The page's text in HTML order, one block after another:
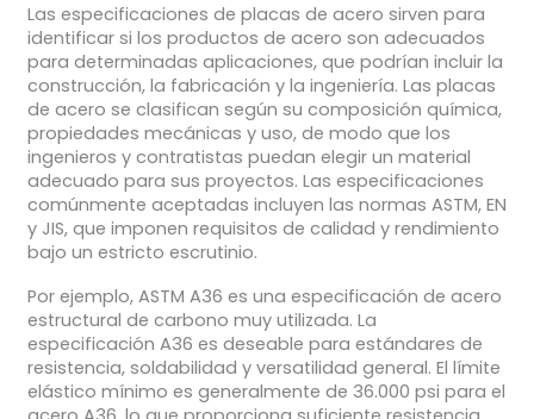
Las especificaciones de placas de acero sirven para
identificar si los productos de acero son adecuados
para determinadas aplicaciones, que podrían incluir la
construcción, la fabricación y la ingeniería. Las placas
de acero se clasifican según su composición química,
propiedades mecánicas y uso, de modo que los
ingenieros y contratistas puedan elegir un material
adecuado para sus proyectos. Las especificaciones
comúnmente aceptadas incluyen las normas ASTM, EN
y JIS, que imponen requisitos de calidad y rendimiento
bajo un estricto escrutinio.
Por ejemplo, ASTM A36 es una especificación de acero
estructural de carbono muy utilizada. La
especificación A36 es deseable para estándares de
resistencia, soldabilidad y versatilidad general. El límite
elástico mínimo es generalmente de 36.000 psi para el